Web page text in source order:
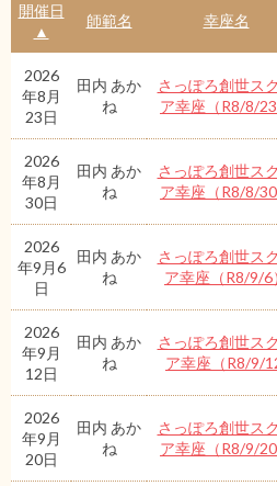
開催日
▲
師範名 幸座名
2026
年8月
23日
田内 あか
ね
さっぽろ創世ス
ア幸座（R8/8/23
2026
年8月
30日
田内 あか
ね
さっぽろ創世ス
ア幸座（R8/8/30
2026
年9月6
日
田内 あか
ね
さっぽろ創世ス
ア幸座（R8/9/6
2026
年9月
12日
田内 あか
ね
さっぽろ創世ス
ア幸座（R8/9/
2026
年9月
20日
田内 あか
ね
さっぽろ創世ス
ア幸座（R8/9/20